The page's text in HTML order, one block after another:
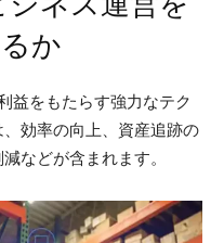
か
益をもたらす強力なテク
効率の向上、資産追跡の
などが含まれます。